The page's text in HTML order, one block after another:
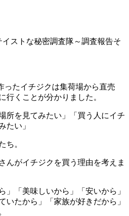
ストな秘密調査隊～調査報告そ
ったイチジクは集荷場から直売
行くことが分かりました。
所を見てみたい」「買う人にイチ
たい」
ち。
んがイチジクを買う理由を考えま
」「美味しいから」「安いから」
いたから」「家族が好きだから」